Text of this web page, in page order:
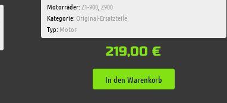
Motorräder:Z1-900, Z900
Kategorie:Original-Ersatzteile
Typ: Motor
219,00€
In den Warenkorb